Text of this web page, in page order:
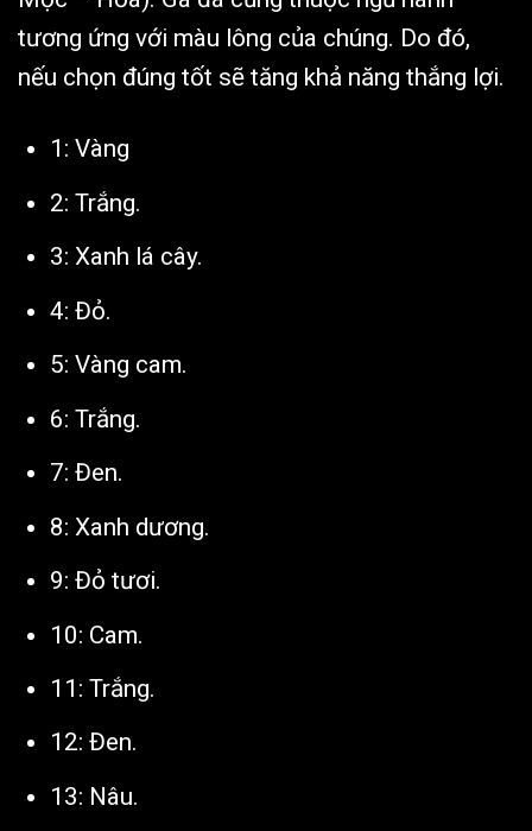
tương ứng với màu lông của chúng. Do đó,
nếu chọn đúng tốt sẽ tăng khả năng thắng lợi.
1: Vàng
2: Trắng.
3: Xanh lá cây.
4: Đỏ.
5: Vàng cam.
6: Trắng.
7: Đen.
8: Xanh dương.
9: Đỏ tươi.
10: Cam.
11: Trắng.
12: Đen.
13: Nâu.